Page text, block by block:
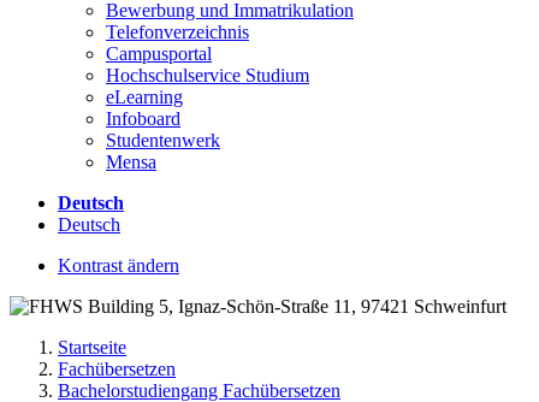
Bewerbung und Immatrikulation
Telefonverzeichnis
Campusportal
Hochschulservice Studium
eLearning
Infoboard
Studentenwerk
Mensa
Deutsch
Deutsch
Kontrast ändern
Startseite
Fachübersetzen
Bachelorstudiengang Fachübersetzen